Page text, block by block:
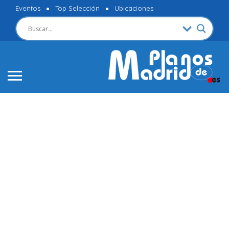
Eventos Top Selección Ubicaciones